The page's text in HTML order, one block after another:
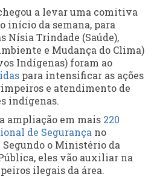
a levar uma comitiva
início da semana, para
Nísia Trindade (Saúde),
e Mudança do Clima)
Indígenas) foram ao
para intensificar as ações
e atendimento de
indígenas.
ampliação em mais 220
de Segurança no
o Ministério da
eles vão auxiliar na
ilegais da área.